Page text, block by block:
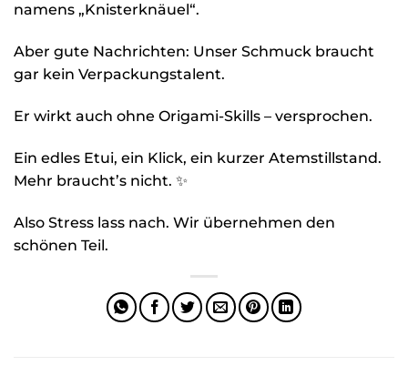
namens „Knisterknäuel“.
Aber gute Nachrichten: Unser Schmuck braucht
gar kein Verpackungstalent.
Er wirkt auch ohne Origami-Skills – versprochen.
Ein edles Etui, ein Klick, ein kurzer Atemstillstand.
Mehr braucht’s nicht. ✨
Also Stress lass nach. Wir übernehmen den
schönen Teil.